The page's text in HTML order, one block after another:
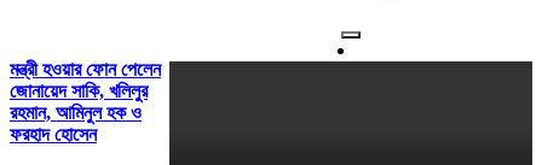
মন্ত্রী হওয়ার ফোন পেলেন
জোনায়েদ সাকি, খলিলুর
রহমান, আমিনুল হক ও
ফরহাদ হোসেন